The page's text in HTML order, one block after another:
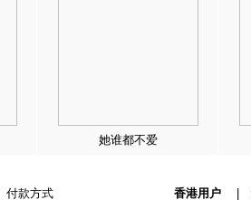
她谁都不爱
付款方式 香港用户|